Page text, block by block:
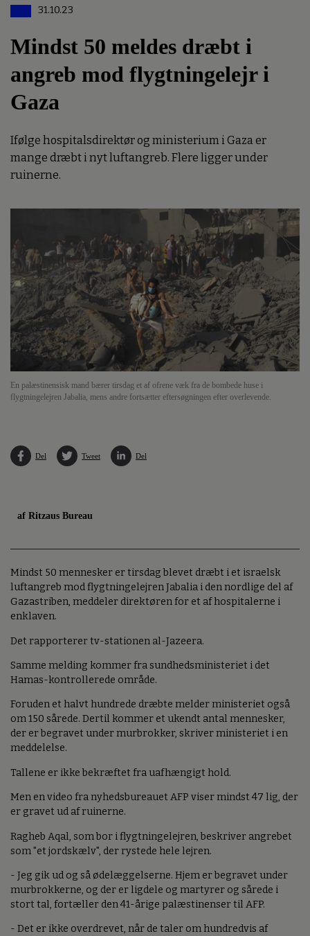
31.10.23
Mindst 50 meldes dræbt i
angreb mod flygtningelejr i
Gaza
Ifølge hospitalsdirektør og ministerium i Gaza er
mange dræbt i nyt luftangreb. Flere ligger under
ruinerne.
En palæstinensisk mand bærer tirsdag et af ofrene væk fra de bombede huse i
flygtningelejren Jabalia, mens andre fortsætter eftersøgningen efter overlevende.
Del Tweet Del
af Ritzaus Bureau
Mindst 50 mennesker er tirsdag blevet dræbt i et israelsk
luftangreb mod flygtningelejren Jabalia i den nordlige del af
Gazastriben, meddeler direktøren for et af hospitalerne i
enklaven.
Det rapporterer tv-stationen al-Jazeera.
Samme melding kommer fra sundhedsministeriet i det
Hamas-kontrollerede område.
Foruden et halvt hundrede dræbte melder ministeriet også
om 150 sårede. Dertil kommer et ukendt antal mennesker,
der er begravet under murbrokker, skriver ministeriet i en
meddelelse.
Tallene er ikke bekræftet fra uafhængigt hold.
Men en video fra nyhedsbureauet AFP viser mindst 47 lig, der
er gravet ud af ruinerne.
Ragheb Aqal, som bor i flygtningelejren, beskriver angrebet
som "et jordskælv", der rystede hele lejren.
- Jeg gik ud og så ødelæggelserne. Hjem er begravet under
murbrokkerne, og der er ligdele og martyrer og sårede i
stort tal, fortæller den 41-årige palæstinenser til AFP.
- Det er ikke overdrevet, når de taler om hundredvis af